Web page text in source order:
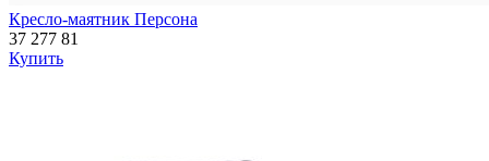
Кресло-маятник Персона
37 277 81
Купить